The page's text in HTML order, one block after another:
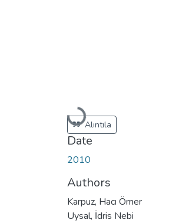
Loading...
Alıntıla
Date
2010
Authors
Karpuz, Hacı Ömer
Uysal, İdris Nebi